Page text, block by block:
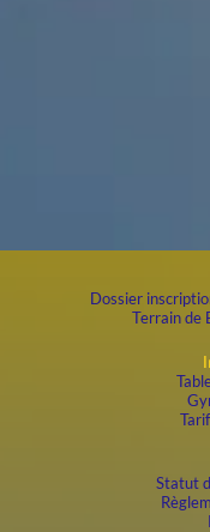
Dossier
Terrain de
Statut